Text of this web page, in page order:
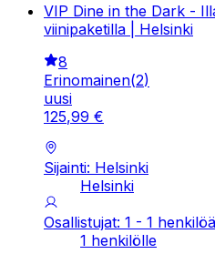
VIP Dine in the Dark -
viinipaketilla | Helsinki
8
Erinomainen(2)
uusi
125,99 €
Sijainti: Helsinki
Helsinki
Osallistujat: 1 - 1 henkilöä
1 henkilölle